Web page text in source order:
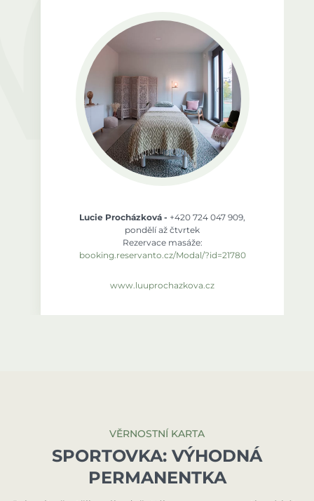
Lucie Procházková - +420 724 047 909,
pondělí až čtvrtek
Rezervace masáže:
booking.reservanto.cz/Modal/?id=21780
www.luuprochazkova.cz
VĚRNOSTNÍ KARTA
SPORTOVKA: VÝHODNÁ
PERMANENTKA